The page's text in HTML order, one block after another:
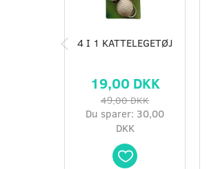
4 I 1 KATTELEGETØJ
19,00 DKK
49,00 DKK
Du sparer: 30,00
DKK